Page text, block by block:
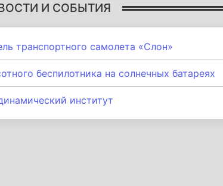
И СОБЫТИЯ
транспортного самолета «Слон»
беспилотника на солнечных батареях
институт